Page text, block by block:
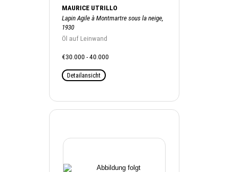
MAURICE UTRILLO
Lapin Agile à Montmartre sous la neige,
1930
Öl auf Leinwand
€30.000 - 40.000
Detailansicht